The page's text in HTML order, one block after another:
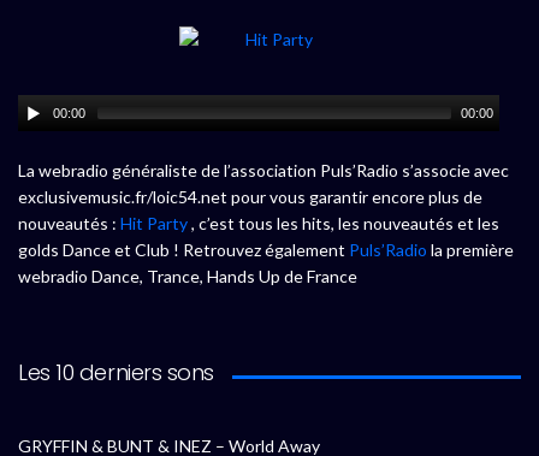
00:00 00:00
La webradio généraliste de l’association Puls’Radio s’associe avec
exclusivemusic.fr/loic54.net pour vous garantir encore plus de
nouveautés : Hit Party, c’est tous les hits, les nouveautés et les
golds Dance et Club ! Retrouvez également Puls’Radio la première
webradio Dance, Trance, Hands Up de France
Les 10 derniers sons
GRYFFIN & BUNT & INEZ – World Away